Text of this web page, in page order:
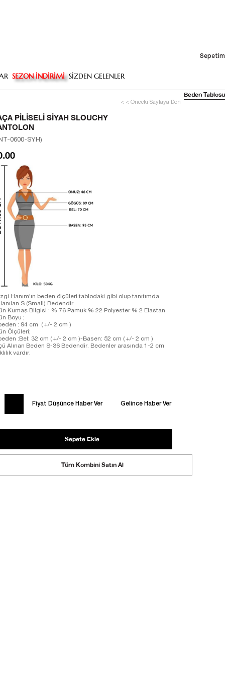
Sepetim
SEZON İNDİRİMİ SİZDEN GELENLER
< < Önceki Sayfaya Dön
PILISELI SIYAH SLOUCHY
0600-SYH)
Hanım'ın beden ölçüleri tablodaki gibi olup tanıtımda
S (Small) Bedendir.
Kumaş Bilgisi : % 76 Pamuk % 22 Polyester % 2 Elastan
Boyu ;
: 94 cm ( +/- 2 cm )
Ölçüleri;
:Bel: 32 cm ( +/- 2 cm )-Basen: 52 cm ( +/- 2 cm )
Alınan Beden S-36 Bedendir. Bedenler arasında 1-2 cm
vardır.
Fiyat Düşünce Haber Ver Gelince Haber Ver
Tüm Kombini Satın Al
Beden Tablosu